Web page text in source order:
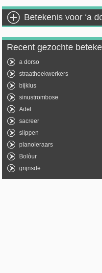
Betekenis voor ‘a
Recent gezochte
a dorso
straathoekwerkers
bijklus
sinustrombose
Adel
sacreer
slippen
pianoleraars
Bolòur
grijnsde